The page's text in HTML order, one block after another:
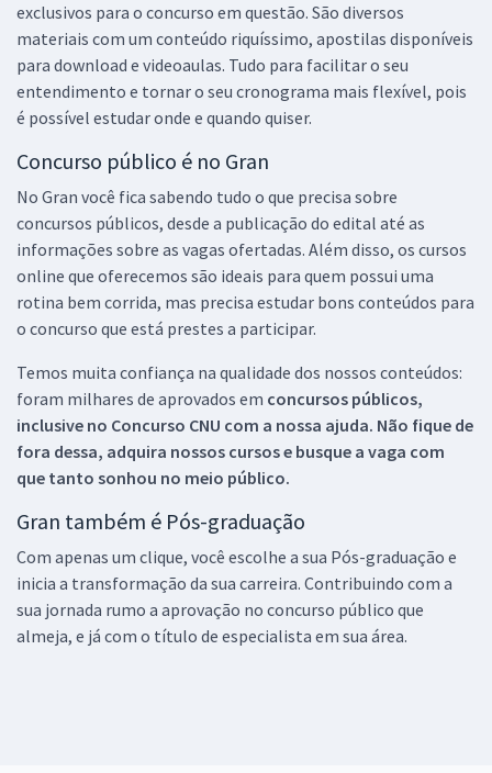
exclusivos para o concurso em questão. São diversos
materiais com um conteúdo riquíssimo, apostilas disponíveis
para download e videoaulas. Tudo para facilitar o seu
entendimento e tornar o seu cronograma mais flexível, pois
é possível estudar onde e quando quiser.
Concurso público é no Gran
No Gran você fica sabendo tudo o que precisa sobre
concursos públicos, desde a publicação do edital até as
informações sobre as vagas ofertadas. Além disso, os cursos
online que oferecemos são ideais para quem possui uma
rotina bem corrida, mas precisa estudar bons conteúdos para
o concurso que está prestes a participar.
Temos muita confiança na qualidade dos nossos conteúdos:
foram milhares de aprovados em concursos públicos,
inclusive no Concurso CNU com a nossa ajuda. Não fique de
fora dessa, adquira nossos cursos e busque a vaga com
que tanto sonhou no meio público.
Gran também é Pós-graduação
Com apenas um clique, você escolhe a sua Pós-graduação e
inicia a transformação da sua carreira. Contribuindo com a
sua jornada rumo a aprovação no concurso público que
almeja, e já com o título de especialista em sua área.